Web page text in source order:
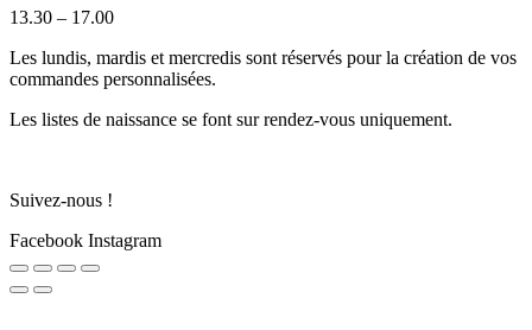
13.30 – 17.00
Les lundis, mardis et mercredis sont réservés pour la création de vos
commandes personnalisées.
Les listes de naissance se font sur rendez-vous uniquement.
Suivez-nous !
Facebook Instagram